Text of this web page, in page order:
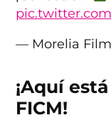
— Morelia Film
¡Aquí
FICM!